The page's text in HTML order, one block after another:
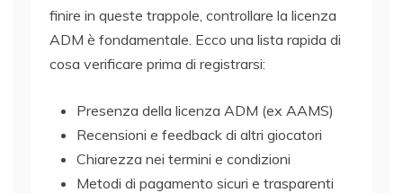
finire in queste trappole, controllare la licenza
ADM è fondamentale. Ecco una lista rapida di
cosa verificare prima di registrarsi:
Presenza della licenza ADM (ex AAMS)
Recensioni e feedback di altri giocatori
Chiarezza nei termini e condizioni
Metodi di pagamento sicuri e trasparenti